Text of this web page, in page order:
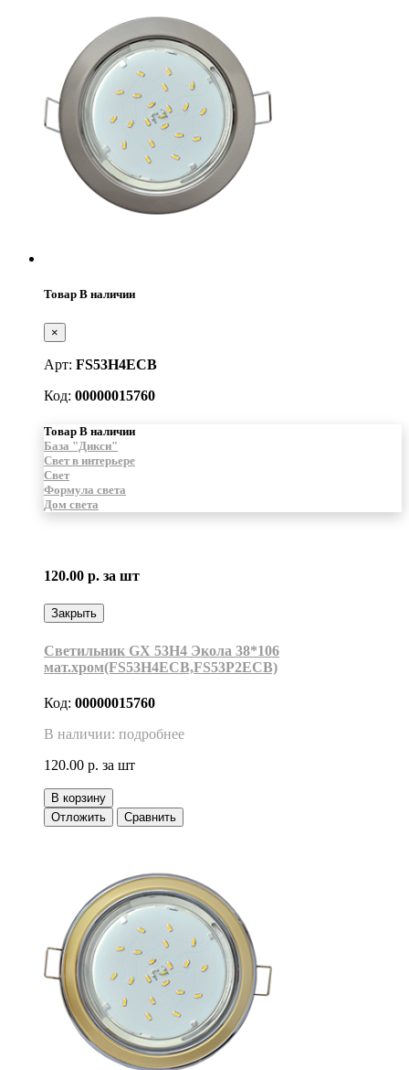
Товар В наличии
×
Арт: FS53H4ECB
Код: 00000015760
Товар В наличии
База "Дикси"
Свет в интерьере
Свет
Формула света
Дом света
120.00 р. за шт
Закрыть
Светильник GX 53H4 Экола 38*106
мат.хром(FS53H4ECB,FS53P2ECB)
Код: 00000015760
В наличии: подробнее
120.00 р. за шт
В корзину
Отложить
Сравнить